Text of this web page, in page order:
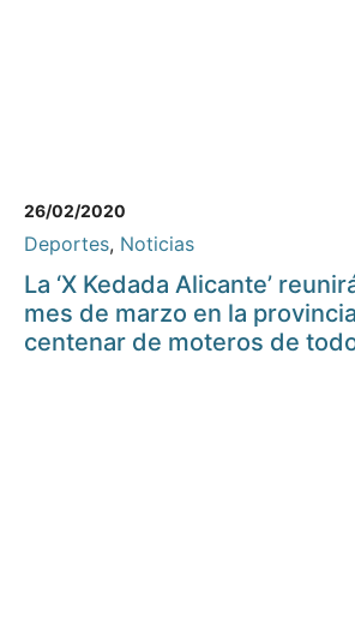
26/02/2020
Deportes, Noticias
La ‘X Kedada Alicante’
mes de marzo en la
centenar de moteros de